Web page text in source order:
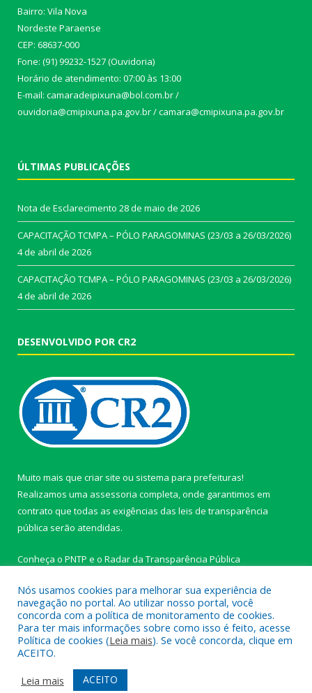
Bairro: Vila Nova
Nordeste Paraense
CEP: 68637-000
Fone: (91) 99232-1527 (Ouvidoria)
Horário de atendimento: 07:00 às 13:00
E-mail: camaradeipixuna@bol.com.br /
ouvidoria@cmipixuna.pa.gov.br / camara@cmipixuna.pa.gov.br
ÚLTIMAS PUBLICAÇÕES
Nota de Esclarecimento 28 de maio de 2026
CAPACITAÇÃO TCMPA – PÓLO PARAGOMINAS (23/03 a 26/03/2026)
4 de abril de 2026
CAPACITAÇÃO TCMPA – PÓLO PARAGOMINAS (23/03 a 26/03/2026)
4 de abril de 2026
DESENVOLVIDO POR CR2
Muito mais que criar site ou sistema para prefeituras!
Realizamos uma assessoria completa, onde garantimos em
contrato que todas as exigências das leis de transparência
pública serão atendidas.
Conheça o PNTP e o Radar da Transparência Pública
Todos os direitos reservados a Câmara Municipal de Ipixuna do
Pará.
Mapa do Site
Acessar Área Administrativa
Nós usamos cookies para melhorar sua experiência de
navegação no portal. Ao utilizar nosso portal, você
concorda com a política de monitoramento de cookies.
Para ter mais informações sobre como isso é feito, acesse
Política de cookies (Leia mais). Se você concorda, clique em
ACEITO.
Leia mais
ACEITO